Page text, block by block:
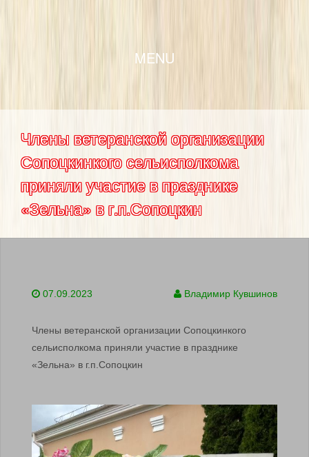
MENU
Члены ветеранской организации
Сопоцкинкого сельисполкома
приняли участие в празднике
«Зельна» в г.п.Сопоцкин
07.09.2023 Владимир Кувшинов
Члены ветеранской организации Сопоцкинкого
сельисполкома приняли участие в празднике
«Зельна» в г.п.Сопоцкин